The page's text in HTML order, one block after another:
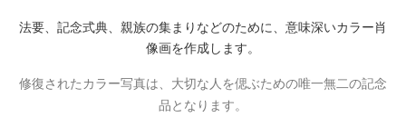
法要、記念式典、親族の集まりなどのために、意味深いカラー肖
像画を作成します。
修復されたカラー写真は、大切な人を偲ぶための唯一無二の記念
品となります。